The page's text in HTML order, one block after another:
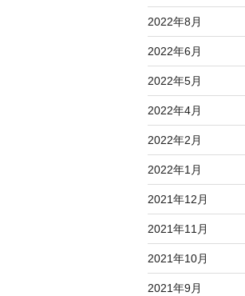
2022年8月
2022年6月
2022年5月
2022年4月
2022年2月
2022年1月
2021年12月
2021年11月
2021年10月
2021年9月